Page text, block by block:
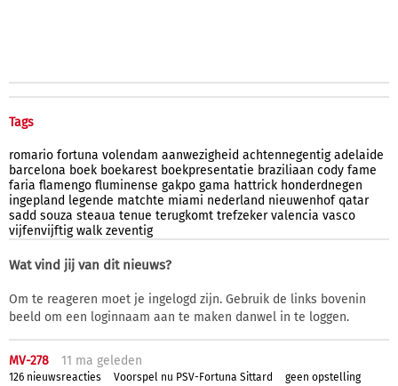
Tags
romario fortuna volendam aanwezigheid achtennegentig adelaide
barcelona boek boekarest boekpresentatie braziliaan cody fame
faria flamengo fluminense gakpo gama hattrick honderdnegen
ingepland legende matchte miami nederland nieuwenhof qatar
sadd souza steaua tenue terugkomt trefzeker valencia vasco
vijfenvijftig walk zeventig
Wat vind jij van dit nieuws?
Om te reageren moet je ingelogd zijn. Gebruik de links bovenin
beeld om een loginnaam aan te maken danwel in te loggen.
MV-278 11 ma geleden
126 nieuwsreacties Voorspel nu PSV-Fortuna Sittard geen opstelling